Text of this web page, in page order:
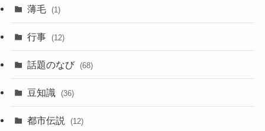
薄毛 (1)
行事 (12)
話題のなび (68)
豆知識 (36)
都市伝説 (12)